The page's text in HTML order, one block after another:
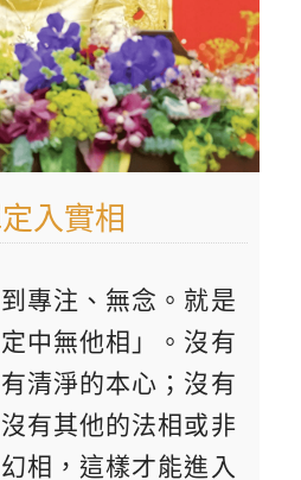
入實相
專注、無念。就是
中無他相」。沒有
清淨的本心；沒有
有其他的法相或非
相，這樣才能進入